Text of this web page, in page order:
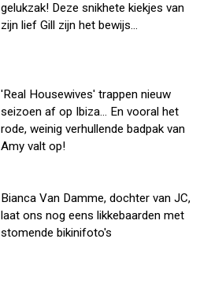
gelukzak! Deze snikhete kiekjes van
zijn lief Gill zijn het bewijs...
'Real Housewives' trappen nieuw
seizoen af op Ibiza... En vooral het
rode, weinig verhullende badpak van
Amy valt op!
Bianca Van Damme, dochter van JC,
laat ons nog eens likkebaarden met
stomende bikinifoto's